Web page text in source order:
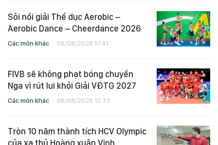
Sôi nổi giải Thể dục Aerobic –
Aerobic Dance – Cheerdance 2026
Các môn khác 06/08/2026 17:41
FIVB sẽ không phạt bóng chuyền
Nga vì rút lui khỏi Giải VĐTG 2027
Các môn khác 06/08/2026 12:33
Tròn 10 năm thành tích HCV Olympic
của xạ thủ Hoàng xuân Vinh